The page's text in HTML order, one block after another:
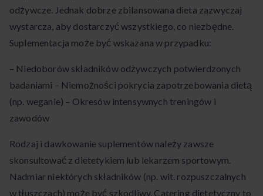
odżywcze. Jednak dobrze zbilansowana dieta zazwyczaj
wystarcza, aby dostarczyć wszystkiego, co niezbędne.
Suplementacja może być wskazana w przypadku:
– Niedoborów składników odżywczych potwierdzonych
badaniami – Niemożności pokrycia zapotrzebowania dietą
(np. weganie) – Okresów intensywnych treningów i
zawodów
Rodzaj i dawkowanie suplementów należy zawsze
skonsultować z dietetykiem lub lekarzem sportowym.
Nadmiar niektórych składników (np. wit. rozpuszczalnych
w tłuszczach) może być szkodliwy. Catering dietetyczny to